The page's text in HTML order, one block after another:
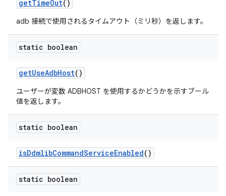
getTimeOut()
adb 接続で使用されるタイムアウト（ミリ秒）を返します。
static boolean
getUseAdbHost()
ユーザーが変数 ADBHOST を使用するかどうかを示すブール
値を返します。
static boolean
isDdmlibCommandServiceEnabled()
static boolean